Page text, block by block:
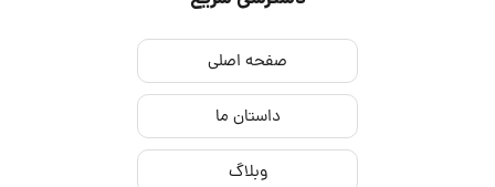
صفحه اصلی
داستان ما
وبلاگ